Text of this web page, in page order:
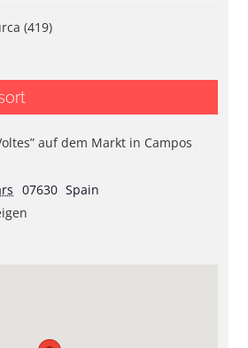
(419)
auf dem Markt in Campos
07630 Spain